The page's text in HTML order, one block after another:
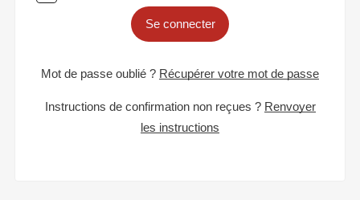
Se connecter
Mot de passe oublié ? Récupérer votre mot de passe
Instructions de confirmation non reçues ? Renvoyer
les instructions